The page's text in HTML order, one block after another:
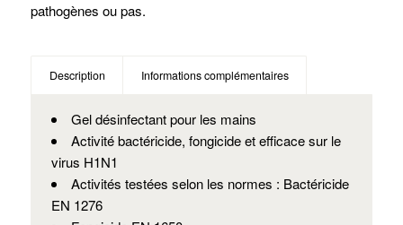
pathogènes ou pas.
Description Informations complémentaires
Gel désinfectant pour les mains
Activité bactéricide, fongicide et efficace sur le
virus H1N1
Activités testées selon les normes : Bactéricide
EN 1276